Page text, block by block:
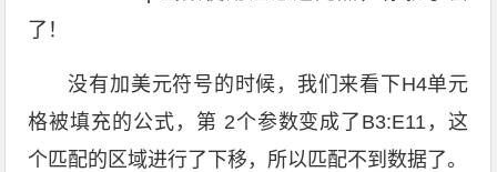
没有加美元符号的时候，我们来看下H4单元
格被填充的公式，第 2个参数变成了B3:E11，这
个匹配的区域进行了下移，所以匹配不到数据了。